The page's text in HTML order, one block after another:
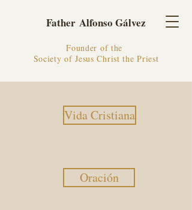
Father Alfonso Gálvez
Founder of the
Society of Jesus Christ the Priest
Vida Cristiana
Oración